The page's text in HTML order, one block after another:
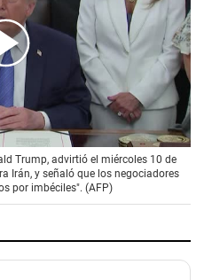
Trump, advirtió el miércoles 10 de
Irán, y señaló que los negociadores
por imbéciles". (AFP)